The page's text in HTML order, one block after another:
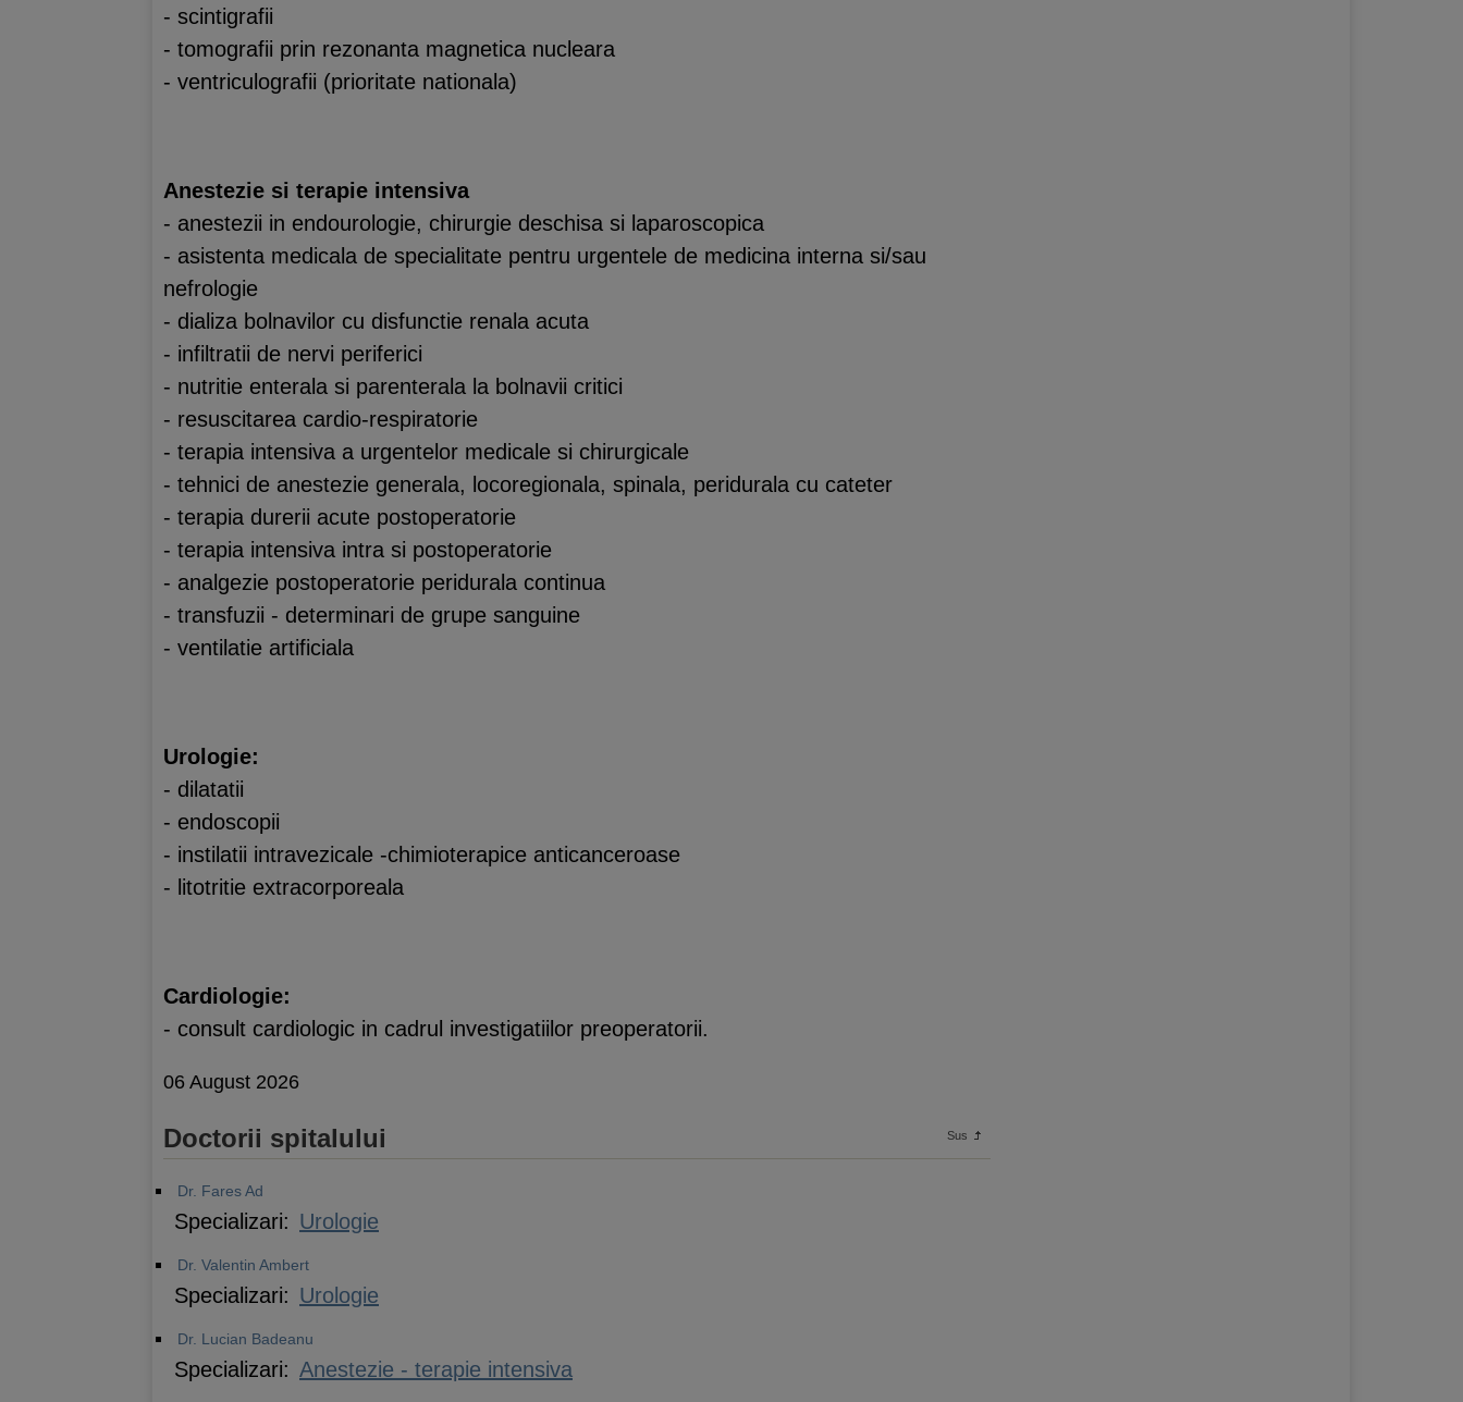
- scintigrafii
- tomografii prin rezonanta magnetica nucleara
- ventriculografii (prioritate nationala)
Anestezie si terapie intensiva
- anestezii in endourologie, chirurgie deschisa si laparoscopica
- asistenta medicala de specialitate pentru urgentele de medicina interna si/sau
nefrologie
- dializa bolnavilor cu disfunctie renala acuta
- infiltratii de nervi periferici
- nutritie enterala si parenterala la bolnavii critici
- resuscitarea cardio-respiratorie
- terapia intensiva a urgentelor medicale si chirurgicale
- tehnici de anestezie generala, locoregionala, spinala, peridurala cu cateter
- terapia durerii acute postoperatorie
- terapia intensiva intra si postoperatorie
- analgezie postoperatorie peridurala continua
- transfuzii - determinari de grupe sanguine
- ventilatie artificiala
Urologie:
- dilatatii
- endoscopii
- instilatii intravezicale -chimioterapice anticanceroase
- litotritie extracorporeala
Cardiologie:
- consult cardiologic in cadrul investigatiilor preoperatorii.
06 August 2026
Doctorii spitalului Sus
Dr. Fares Ad
Specializari: Urologie
Dr. Valentin Ambert
Specializari: Urologie
Dr. Lucian Badeanu
Specializari: Anestezie - terapie intensiva